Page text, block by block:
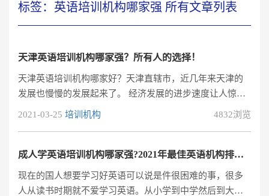
标签：英语培训机构哪家强 所有文章列表
天津英语培训机构哪家强？所有人的选择！
天津英语培训机构哪家好？天津直辖市，近几年来天津的
发展也慢慢的发展起来了。 经济发展的进步速度让人惊
叹，就连教育事业也取得了成绩。
2021-03-25 培训机构 4832浏览
成人学英语培训机构哪家强?2021年最佳英语机构排名！
现在的国人想要学习好英语可以说是件很困难的事，很多
人从读书时期就不爱学习英语。从小学到中学然后到大